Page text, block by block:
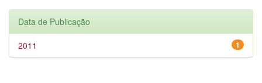
Data de Publicação
1
2011